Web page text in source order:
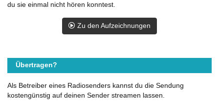
du sie einmal nicht hören konntest.
Zu den Aufzeichnungen
Übertragen?
Als Betreiber eines Radiosenders kannst du die Sendung
kostengünstig auf deinen Sender streamen lassen.